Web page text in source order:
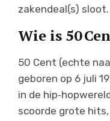
zakendeal(s) sloot.
Wie is 50
50 Cent (echte
geboren op 6 juli
in de
scoorde grote